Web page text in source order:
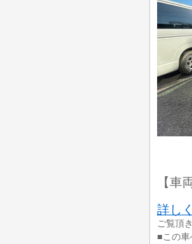
【車
詳し
ご覧頂
■この車